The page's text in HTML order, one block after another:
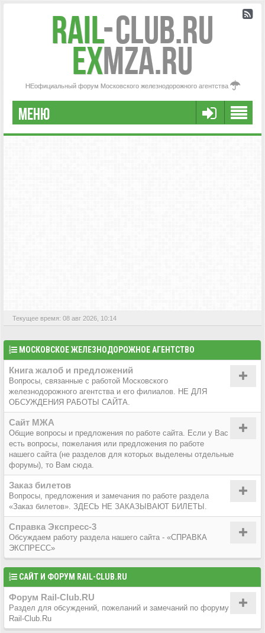
Rail-Club.RU
exMZA.RU
НЕофициальный форум Московского железнодорожного агентства
МЕНЮ
РЕГИСТРАЦИЯ
Текущее время: 08 авг 2026, 10:14
МОСКОВСКОЕ ЖЕЛЕЗНОДОРОЖНОЕ АГЕНТСТВО
Книга жалоб и предложений
Вопросы, связанные с работой Московского
железнодорожного агентства и его филиалов. НЕ ДЛЯ
ОБСУЖДЕНИЯ РАБОТЫ САЙТА.
Сайт МЖА
Общие вопросы и предложения по работе сайта. Если у Вас
есть вопросы, пожелания или предложения по работе
нашего сайта (не разделов для которых выделены отдельные
форумы), то Вам сюда.
Заказ билетов
Вопросы, предложения и замечания по работе раздела
«Заказ билетов». ЗДЕСЬ НЕ ЗАКАЗЫВАЮТ БИЛЕТЫ.
Справка Экспресс-3
Обсуждаем работу раздела нашего сайта - «СПРАВКА
ЭКСПРЕСС»
САЙТ И ФОРУМ RAIL-CLUB.RU
Форум Rail-Club.RU
Раздел для обсуждений, пожеланий и замечаний по форуму
Rail-Club.Ru